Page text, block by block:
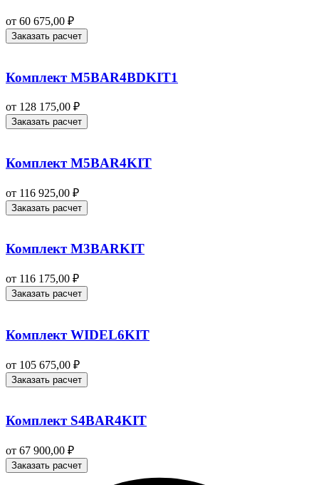
от 60 675,00 ₽
Заказать расчет
Комплект M5BAR4BDKIT1
от 128 175,00 ₽
Заказать расчет
Комплект M5BAR4KIT
от 116 925,00 ₽
Заказать расчет
Комплект M3BARKIT
от 116 175,00 ₽
Заказать расчет
Комплект WIDEL6KIT
от 105 675,00 ₽
Заказать расчет
Комплект S4BAR4KIT
от 67 900,00 ₽
Заказать расчет